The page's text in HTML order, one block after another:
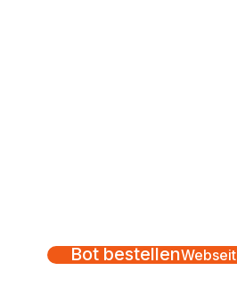
Bot bestellen